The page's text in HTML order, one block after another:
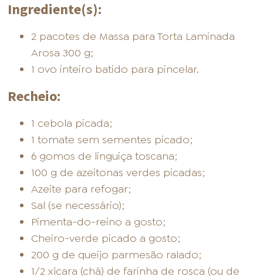
Ingrediente(s):
2 pacotes de Massa para Torta Laminada
Arosa 300 g;
1 ovo inteiro batido para pincelar.
Recheio:
1 cebola picada;
1 tomate sem sementes picado;
6 gomos de linguiça toscana;
100 g de azeitonas verdes picadas;
Azeite para refogar;
Sal (se necessário);
Pimenta-do-reino a gosto;
Cheiro-verde picado a gosto;
200 g de queijo parmesão ralado;
1/2 xícara (chá) de farinha de rosca (ou de